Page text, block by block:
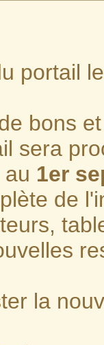
portail
bons
sera
1er
de
la